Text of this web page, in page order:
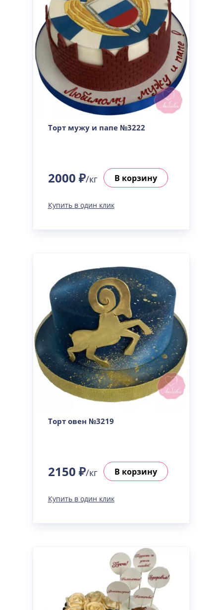
Торт мужу и папе №3222
2000 ₽/кг В корзину
Купить в один клик
Торт овен №3219
2150 ₽/кг В корзину
Купить в один клик